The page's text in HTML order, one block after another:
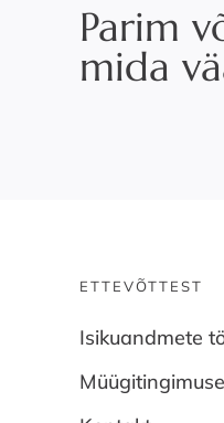
Parim
mida
ETTEVÕTTEST
Isikuandmete